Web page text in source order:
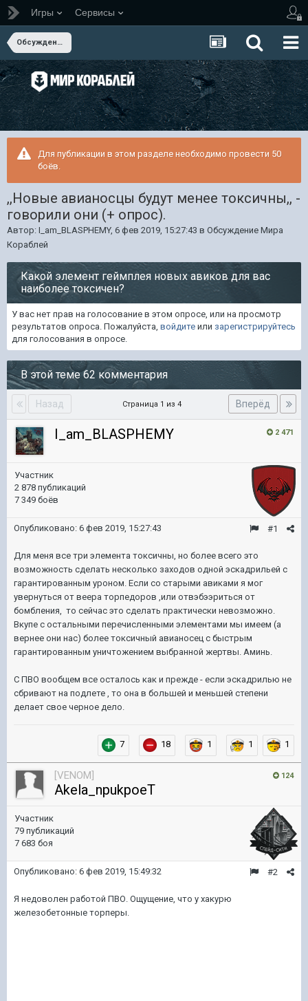
Игры Сервисы
Обсуждение Мира Кораблей
Для публикации в этом разделе необходимо провести 50
боёв.
,,Новые авианосцы будут менее токсичны,, -
говорили они (+ опрос).
Автор: I_am_BLASPHEMY, 6 фев 2019, 15:27:43 в Обсуждение Мира
Кораблей
Какой элемент геймплея новых авиков для вас
наиболее токсичен?
У вас нет прав на голосование в этом опросе, или на просмотр
результатов опроса. Пожалуйста, войдите или зарегистрируйтесь
для голосования в опросе.
В этой теме 62 комментария
Назад Вперёд
Страница 1 из 4
2 471
I_am_BLASPHEMY
Участник
2 878 публикаций
7 349 боёв
#1
Опубликовано: 6 фев 2019, 15:27:43
Для меня все три элемента токсичны, но более всего это
возможность сделать несколько заходов одной эскадрильей с
гарантированным уроном. Если со старыми авиками я мог
увернуться от веера торпедоров ,или отвэбээриться от
бомбления, то сейчас это сделать практически невозможно.
Вкупе с остальными перечисленными элементами мы имеем (а
вернее они нас) более токсичный авианосец с быстрым
гарантированным уничтожением выбранной жертвы. Аминь.
С ПВО вообщем все осталось как и прежде - если эскадрилью не
сбривают на подлете , то она в большей и меньшей степени
делает свое черное дело.
7 18 1 1 1
124
[VENOM]
Akela_npukpoeT
Участник
79 публикаций
7 683 боя
#2
Опубликовано: 6 фев 2019, 15:49:32
Я недоволен работой ПВО. Ощущение, что у хакурю
железобетонные торперы.